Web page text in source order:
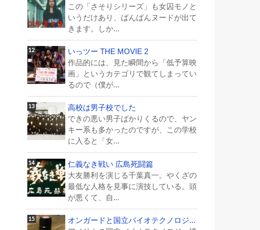
この「さそりシリーズ」も女囚モノと
いうだけあり、ばんばんヌードが出て
きます。しか...
いっツー THE MOVIE 2
作品的には、見た瞬間から「低予算映
画」というカテゴリで観てしまってい
るので（僕が...
高校は男子校でした
できの悪い男子ばかりくるので、ヤン
キー系も多かったのですが、この学校
に入ると「女...
仁義なき戦い 広島死闘篇
大友勝利を演じる千葉真一。やくざの
最低な人格を見事に演技している。頭
が悪くて、自...
オンガードと国立バイオテクノロジ...